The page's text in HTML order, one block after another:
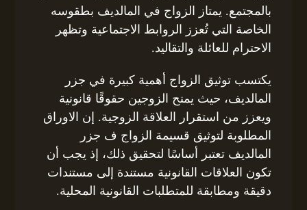
بالمجتمع. يمتاز الزواج في المالديف بطقوسه
الخاصة التي تُعزز الروابط الاجتماعية وتظهر
الاحترام للعائلة والتقاليد.
يكتسب توثيق الزواج أهمية كبيرة في جزر
المالديف، حيث يمنح الزوجين حقوقًا قانونية
ويعزز من استقرار العلاقة الزوجية. إن الاوراق
المطلوبة لتوثيق قسيمة الزواج ف جزر
المالديف تعتبر أساسًا لتحقيق ذلك، إذ يجب أن
تكون العلاقات القانونية مستندة إلى مستندات
دقيقة ومطابقة للمتطلبات القانونية المحلية.